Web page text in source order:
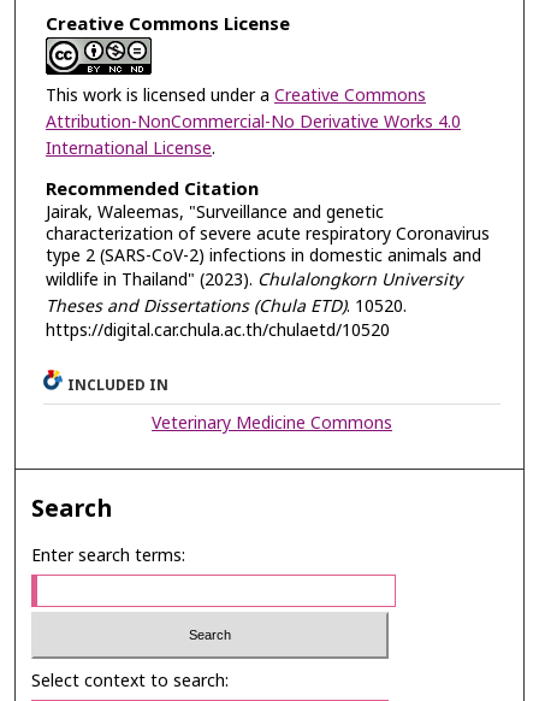
Creative Commons License
This work is licensed under a Creative Commons
Attribution-NonCommercial-No Derivative Works 4.0
International License.
Recommended Citation
Jairak, Waleemas, "Surveillance and genetic
characterization of severe acute respiratory Coronavirus
type 2 (SARS-CoV-2) infections in domestic animals and
wildlife in Thailand" (2023). Chulalongkorn University
Theses and Dissertations (Chula ETD). 10520.
https://digital.car.chula.ac.th/chulaetd/10520
INCLUDED IN
Veterinary Medicine Commons
Search
Enter search terms:
Select context to search: